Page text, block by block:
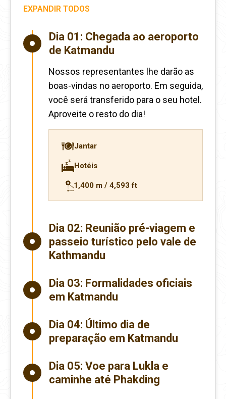
EXPANDIR TODOS
Dia 01: Chegada ao aeroporto
de Katmandu
Nossos representantes lhe darão as
boas-vindas no aeroporto. Em seguida,
você será transferido para o seu hotel.
Aproveite o resto do dia!
Jantar
Hotéis
1,400 m / 4,593 ft
Dia 02: Reunião pré-viagem e
passeio turístico pelo vale de
Kathmandu
Dia 03: Formalidades oficiais
em Katmandu
Dia 04: Último dia de
preparação em Katmandu
Dia 05: Voe para Lukla e
caminhe até Phakding